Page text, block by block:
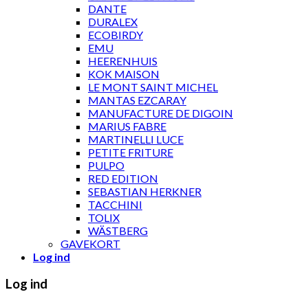
DANTE
DURALEX
ECOBIRDY
EMU
HEERENHUIS
KOK MAISON
LE MONT SAINT MICHEL
MANTAS EZCARAY
MANUFACTURE DE DIGOIN
MARIUS FABRE
MARTINELLI LUCE
PETITE FRITURE
PULPO
RED EDITION
SEBASTIAN HERKNER
TACCHINI
TOLIX
WÄSTBERG
GAVEKORT
Log ind
Log ind